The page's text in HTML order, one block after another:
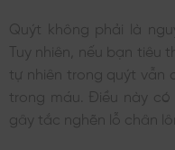
Quýt không phải là
Tuy nhiên, nếu bạn tiêu
tự nhiên trong quýt vẫn
trong máu. Điều này có
gây tắc nghẽn lỗ chân